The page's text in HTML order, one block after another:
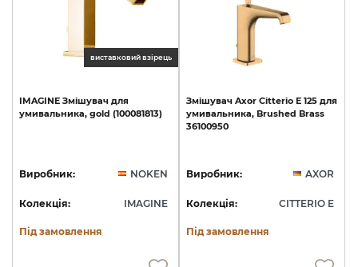
виставковий взірець
IMAGINE Змішувач для
умивальника, gold (100081813)
Виробник: NOKEN
Колекція: IMAGINE
Під замовлення
Змішувач Axor Citterio E 125 для
умивальника, Brushed Brass
36100950
Виробник: AXOR
Колекція: CITTERIO E
Під замовлення